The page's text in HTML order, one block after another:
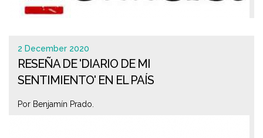
2 December 2020
RESEÑA DE 'DIARIO DE MI
SENTIMIENTO' EN EL PAÍS
Por Benjamín Prado.